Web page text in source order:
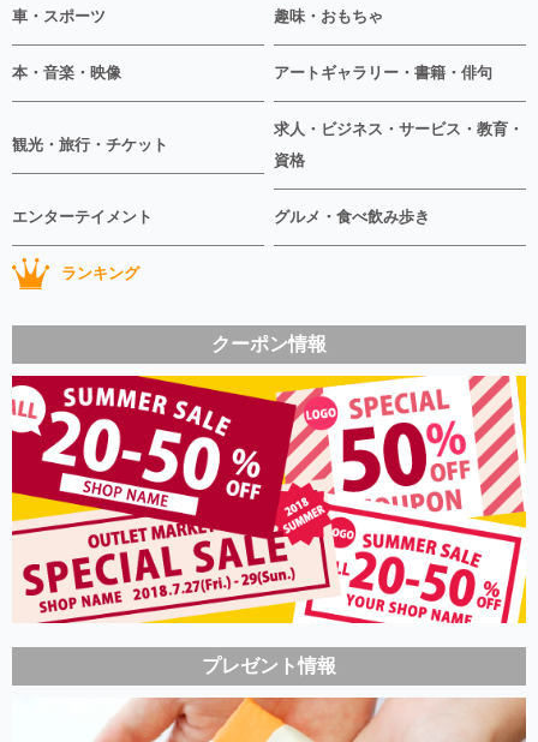
車・スポーツ 趣味・おもちゃ
本・音楽・映像 アートギャラリー・書籍・俳句
観光・旅行・チケット
求人・ビジネス・サービス・教育・
資格
エンターテイメント グルメ・食べ飲み歩き
ランキング
クーポン情報
プレゼント情報